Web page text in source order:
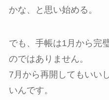
かな、と思い始める。
でも、手帳は1月から完
のではありません。
7月から再開してもいい
いんです。